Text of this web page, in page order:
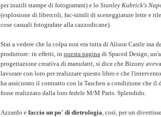
per inutili stampe di fotogrammi) e lo Stanley Kubrick's
(esplosione di libercoli, fac-simili di sceneggiature lette e
cose casuali fotografate alla cazzodicane).
Stai a vedere che la colpa non era tutta di Alison Castle ma
produttore: in effetti, in questa pagina di Spaced Design,
progettazione creativa di manufatti, si dice che Bizony
lavorare con loro per realizzare questo libro e che
ha assicurato il contratto con la Taschen a condizione che il
fosse realizzato dalla loro fedele M/M Paris. Splendido.
Azzardo e faccio un po' di dietrologia , così, per un